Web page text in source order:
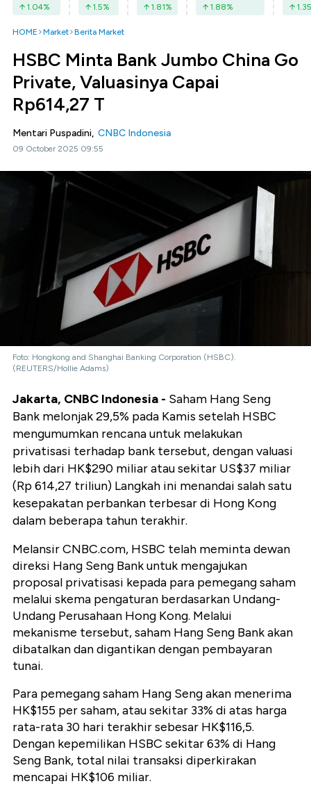
1.04% 1.5% 1.81% 1.88% 1.35
HOME Market Berita Market
HSBC Minta Bank Jumbo China Go
Private, Valuasinya Capai
Rp614,27 T
Mentari Puspadini, CNBC Indonesia
09 October 2025 09:55
Foto: Hongkong and Shanghai Banking Corporation (HSBC).
(REUTERS/Hollie Adams)
Jakarta, CNBC Indonesia - Saham Hang Seng
Bank melonjak 29,5% pada Kamis setelah HSBC
mengumumkan rencana untuk melakukan
privatisasi terhadap bank tersebut, dengan valuasi
lebih dari HK$290 miliar atau sekitar US$37 miliar
(Rp 614,27 triliun) Langkah ini menandai salah satu
kesepakatan perbankan terbesar di Hong Kong
dalam beberapa tahun terakhir.
Melansir CNBC.com, HSBC telah meminta dewan
direksi Hang Seng Bank untuk mengajukan
proposal privatisasi kepada para pemegang saham
melalui skema pengaturan berdasarkan Undang-
Undang Perusahaan Hong Kong. Melalui
mekanisme tersebut, saham Hang Seng Bank akan
dibatalkan dan digantikan dengan pembayaran
tunai.
Para pemegang saham Hang Seng akan menerima
HK$155 per saham, atau sekitar 33% di atas harga
rata-rata 30 hari terakhir sebesar HK$116,5.
Dengan kepemilikan HSBC sekitar 63% di Hang
Seng Bank, total nilai transaksi diperkirakan
mencapai HK$106 miliar.